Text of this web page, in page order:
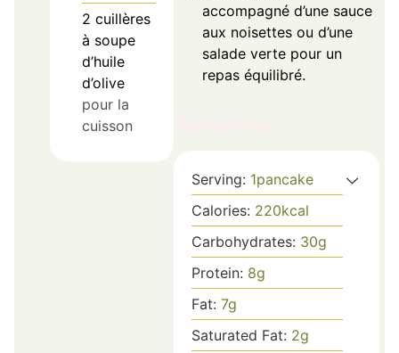
2 cuillères
à soupe
d’huile
d’olive
pour la
cuisson
accompagné d’une sauce
aux noisettes ou d’une
salade verte pour un
repas équilibré.
Serving: 1pancake
Calories: 220kcal
Carbohydrates: 30g
Protein: 8g
Fat: 7g
Saturated Fat: 2g